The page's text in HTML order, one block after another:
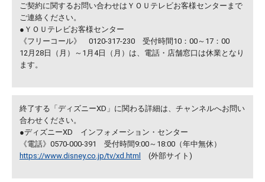
ご契約に関するお問い合わせはＹＯＵテレビお客様センターまで
ご連絡ください。
●ＹＯＵテレビお客様センター
《フリーコール》 0120-317-230 受付時間10：00～17：00
12月28日（月）～1月4日（月）は、電話・店舗窓口は休業となり
ます。
終了する「ディズニーXD」に関わる詳細は、チャンネルへお問い
合わせください。
●ディズニーXD インフォメーション・センター
《電話》0570-000-391 受付時間9:00～18:00（年中無休）
https://www.disney.co.jp/tv/xd.html (外部サイト)